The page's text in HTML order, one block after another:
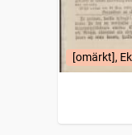
[omärkt],